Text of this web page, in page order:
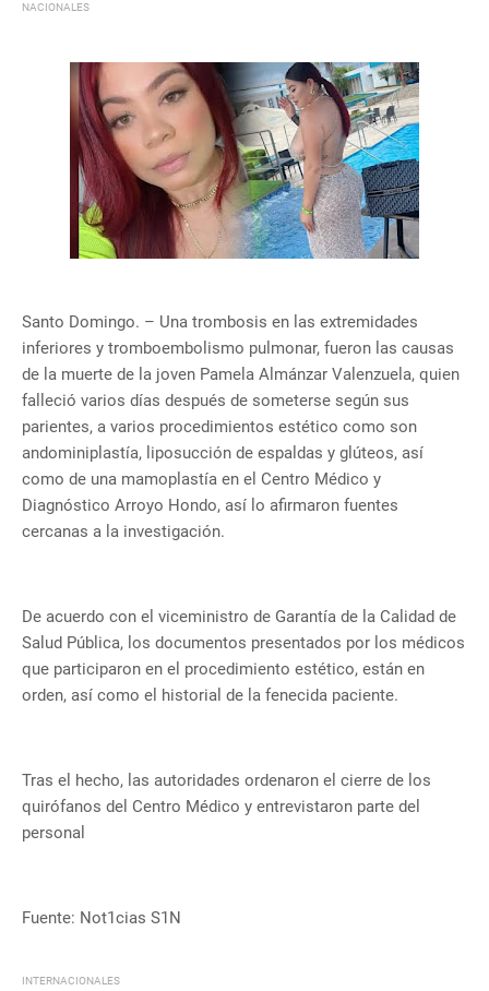
NACIONALES
Santo Domingo. – Una trombosis en las extremidades
inferiores y tromboembolismo pulmonar, fueron las causas
de la muerte de la joven Pamela Almánzar Valenzuela, quien
falleció varios días después de someterse según sus
parientes, a varios procedimientos estético como son
andominiplastía, liposucción de espaldas y glúteos, así
como de una mamoplastía en el Centro Médico y
Diagnóstico Arroyo Hondo, así lo afirmaron fuentes
cercanas a la investigación.
De acuerdo con el viceministro de Garantía de la Calidad de
Salud Pública, los documentos presentados por los médicos
que participaron en el procedimiento estético, están en
orden, así como el historial de la fenecida paciente.
Tras el hecho, las autoridades ordenaron el cierre de los
quirófanos del Centro Médico y entrevistaron parte del
personal
Fuente: Not1cias S1N
INTERNACIONALES